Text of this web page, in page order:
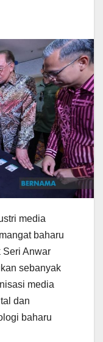
media
baharu
Seri Anwar
sebanyak
media
dan
baharu